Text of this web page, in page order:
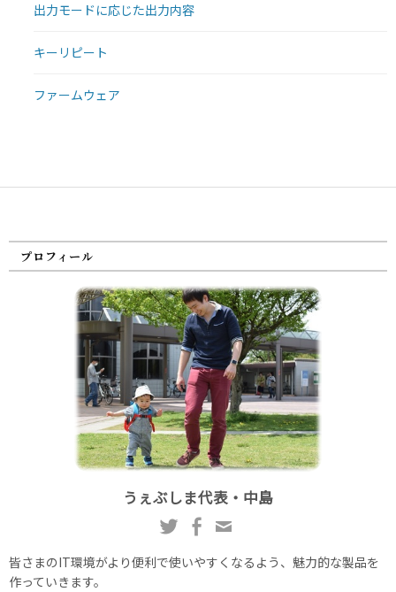
出力モードに応じた出力内容
キーリピート
ファームウェア
プロフィール
うぇぶしま代表・中島
皆さまのIT環境がより便利で使いやすくなるよう、魅力的な製品を
作っていきます。